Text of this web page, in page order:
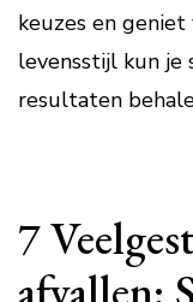
keuzes en
levensstijl kun je
resultaten
7